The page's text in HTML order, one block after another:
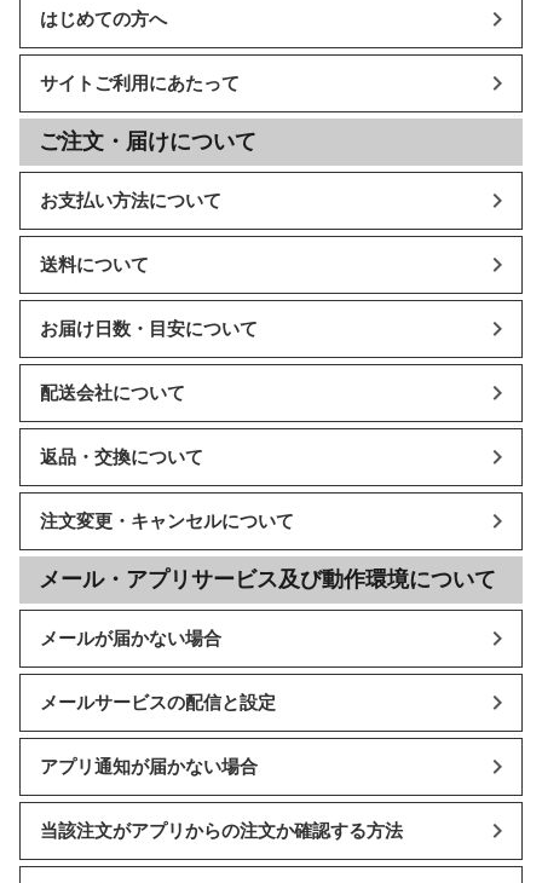
はじめての方へ
サイトご利用にあたって
ご注文・届けについて
お支払い方法について
送料について
お届け日数・目安について
配送会社について
返品・交換について
注文変更・キャンセルについて
メール・アプリサービス及び動作環境について
メールが届かない場合
メールサービスの配信と設定
アプリ通知が届かない場合
当該注文がアプリからの注文か確認する方法